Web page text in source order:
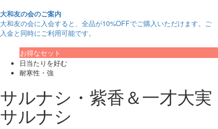
大和友の会のご案内
大和友の会に入会すると、 全品が10%OFFでご購入いただけます。ご
入金と同時にご利用可能です。
お得なセット
日当たりを好む
耐寒性・強
サルナシ・紫香＆一才大実
サルナシ